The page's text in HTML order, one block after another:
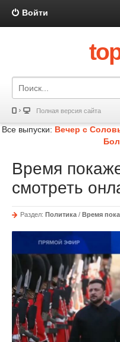
Войти
Полная версия сайта
Все выпуски: Вечер с
Время
смотреть
Раздел: Политика / Время